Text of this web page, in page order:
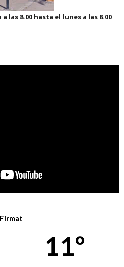
las 8.00 hasta el lunes a las 8.00
Firmat
11º